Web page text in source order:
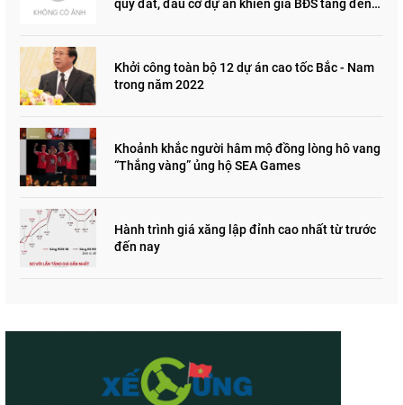
quỹ đất, đầu cơ dự án khiến giá BĐS tăng đến
Khởi công toàn bộ 12 dự án cao tốc Bắc - Nam
trong năm 2022
Khoảnh khắc người hâm mộ đồng lòng hô vang
“Thắng vàng” ủng hộ SEA Games
Hành trình giá xăng lập đỉnh cao nhất từ trước
đến nay